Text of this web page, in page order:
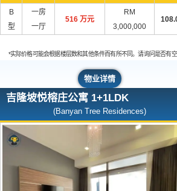
B
型
一房
一厅
516 万元
RM
3,000,000
*实际价格可能会根据楼层数和其他条件而有所不同。请询问是否有空
物业详情
吉隆坡悦榕庄公寓 1+1LDK
(Banyan Tree Residences)